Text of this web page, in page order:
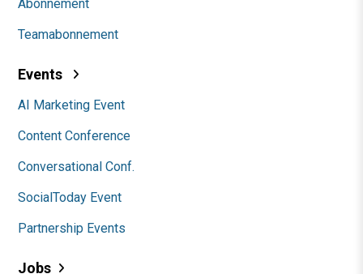
Abonnement
Teamabonnement
Events
AI Marketing Event
Content Conference
Conversational Conf.
SocialToday Event
Partnership Events
Jobs